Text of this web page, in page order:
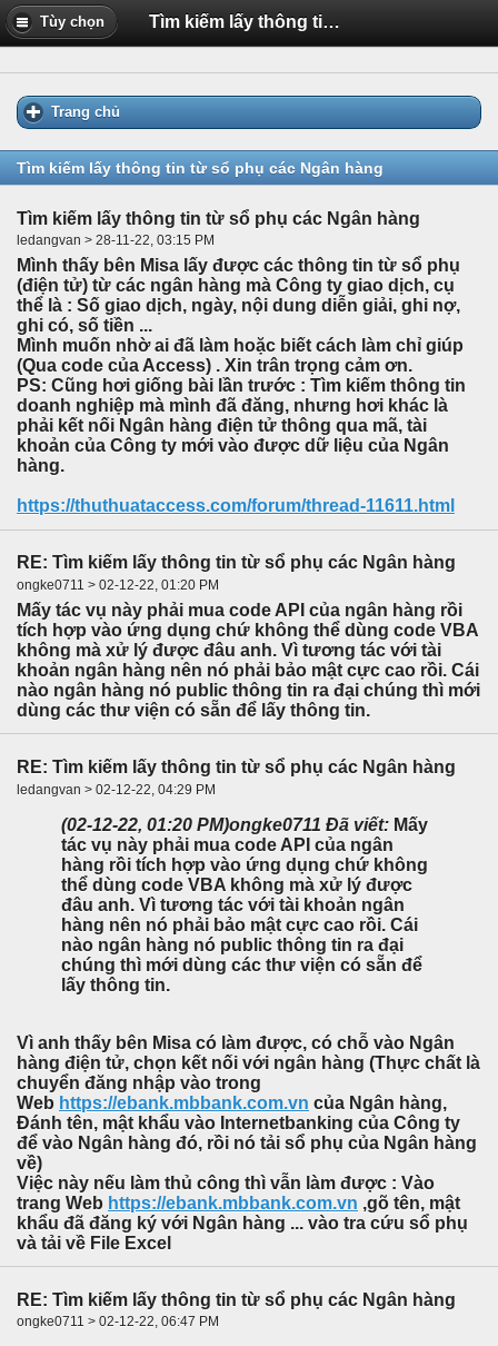
Tùy chọn Tìm kiếm lấy thông tin từ sổ phụ các Ngân hàng
Trang chủ
Tìm kiếm lấy thông tin từ sổ phụ các Ngân hàng
Tìm kiếm lấy thông tin từ sổ phụ các Ngân hàng
ledangvan > 28-11-22, 03:15 PM
Mình thấy bên Misa lấy được các thông tin từ sổ phụ
(điện tử) từ các ngân hàng mà Công ty giao dịch, cụ
thể là : Số giao dịch, ngày, nội dung diễn giải, ghi nợ,
ghi có, số tiền ...
Mình muốn nhờ ai đã làm hoặc biết cách làm chỉ giúp
(Qua code của Access) . Xin trân trọng cảm ơn.
PS: Cũng hơi giống bài lần trước : Tìm kiếm thông tin
doanh nghiệp mà mình đã đăng, nhưng hơi khác là
phải kết nối Ngân hàng điện tử thông qua mã, tài
khoản của Công ty mới vào được dữ liệu của Ngân
hàng.
https://thuthuataccess.com/forum/thread-11611.html
RE: Tìm kiếm lấy thông tin từ sổ phụ các Ngân hàng
ongke0711 > 02-12-22, 01:20 PM
Mấy tác vụ này phải mua code API của ngân hàng rồi
tích hợp vào ứng dụng chứ không thể dùng code VBA
không mà xử lý được đâu anh. Vì tương tác với tài
khoản ngân hàng nên nó phải bảo mật cực cao rồi. Cái
nào ngân hàng nó public thông tin ra đại chúng thì mới
dùng các thư viện có sẵn để lấy thông tin.
RE: Tìm kiếm lấy thông tin từ sổ phụ các Ngân hàng
ledangvan > 02-12-22, 04:29 PM
(02-12-22, 01:20 PM)ongke0711 Đã viết: Mấy
tác vụ này phải mua code API của ngân
hàng rồi tích hợp vào ứng dụng chứ không
thể dùng code VBA không mà xử lý được
đâu anh. Vì tương tác với tài khoản ngân
hàng nên nó phải bảo mật cực cao rồi. Cái
nào ngân hàng nó public thông tin ra đại
chúng thì mới dùng các thư viện có sẵn để
lấy thông tin.
Vì anh thấy bên Misa có làm được, có chỗ vào Ngân
hàng điện tử, chọn kết nối với ngân hàng (Thực chất là
chuyển đăng nhập vào trong
Web https://ebank.mbbank.com.vn của Ngân hàng,
Đánh tên, mật khẩu vào Internetbanking của Công ty
để vào Ngân hàng đó, rồi nó tải sổ phụ của Ngân hàng
về)
Việc này nếu làm thủ công thì vẫn làm được : Vào
trang Web https://ebank.mbbank.com.vn ,gõ tên, mật
khẩu đã đăng ký với Ngân hàng ... vào tra cứu sổ phụ
và tải về File Excel
RE: Tìm kiếm lấy thông tin từ sổ phụ các Ngân hàng
ongke0711 > 02-12-22, 06:47 PM